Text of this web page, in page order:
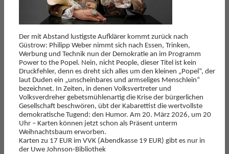
Der mit Abstand lustigste Aufklärer kommt zurück nach
Güstrow: Philipp Weber nimmt sich nach Essen, Trinken,
Werbung und Technik nun der Demokratie an im Programm
Power to the Popel. Nein, nicht People, dieser Titel ist kein
Druckfehler, denn es dreht sich alles um den kleinen „Popel“, der
laut Duden ein „unscheinbares und armseliges Menschlein“
bezeichnet. In Zeiten, in denen Volksvertreter und
Volksverdreher gebetsmühlenartig die Krise der bürgerlichen
Gesellschaft beschwören, übt der Kabarettist die wertvollste
demokratische Tugend: den Humor. Am 20. März 2026, um 20
Uhr – Karten können jetzt schon als Präsent unterm
Weihnachtsbaum erworben.
Karten zu 17 EUR im VVK (Abendkasse 19 EUR) gibt es nur in
der Uwe Johnson-Bibliothek